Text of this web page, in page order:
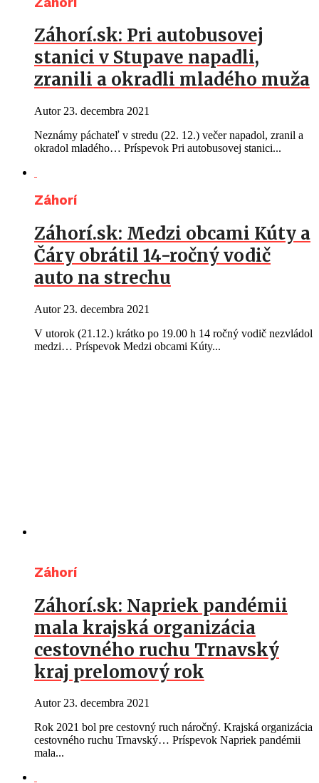
Záhorí.sk: Pri autobusovej
stanici v Stupave napadli,
zranili a okradli mladého muža
Autor 23. decembra 2021
Neznámy páchateľ v stredu (22. 12.) večer napadol, zranil a
okradol mladého… Príspevok Pri autobusovej stanici...
Záhorí
Záhorí.sk: Medzi obcami Kúty a
Čáry obrátil 14-ročný vodič
auto na strechu
Autor 23. decembra 2021
V utorok (21.12.) krátko po 19.00 h 14 ročný vodič nezvládol
medzi… Príspevok Medzi obcami Kúty...
Záhorí
Záhorí.sk: Napriek pandémii
mala krajská organizácia
cestovného ruchu Trnavský
kraj prelomový rok
Autor23. decembra 2021
Rok 2021 bol pre cestovný ruch náročný. Krajská organizácia
cestovného ruchu Trnavský… Príspevok Napriek pandémii
mala...